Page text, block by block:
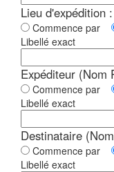
Lieu d'expédition :
Commence par
Libellé exact
Expéditeur (Nom
Commence par
Libellé exact
Destinataire
Commence par
Libellé exact